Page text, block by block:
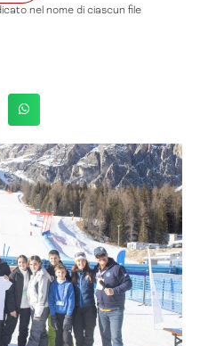
nel nome di ciascun file